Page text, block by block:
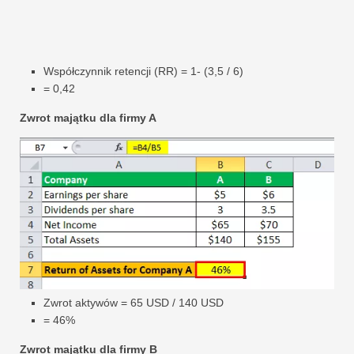
Współczynnik retencji (RR) = 1- (3,5 / 6)
= 0,42
Zwrot majątku dla firmy A
Zwrot aktywów = 65 USD / 140 USD
= 46%
Zwrot majątku dla firmy B